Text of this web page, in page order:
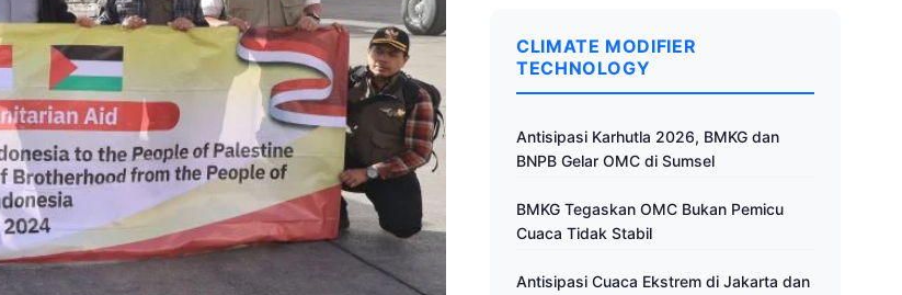
CLIMATE MODIFIER
TECHNOLOGY
Antisipasi Karhutla 2026, BMKG dan
BNPB Gelar OMC di Sumsel
BMKG Tegaskan OMC Bukan Pemicu
Cuaca Tidak Stabil
Antisipasi Cuaca Ekstrem di Jakarta dan